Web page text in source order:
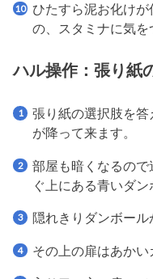
ひたすら泥お化け
の、スタミナに気を
ハル操作：張り紙
張り紙の選択肢を
が降って来ます。
部屋も暗くなるの
ぐ上にある青いダン
隠れきりダンボール
その上の扉はあかい